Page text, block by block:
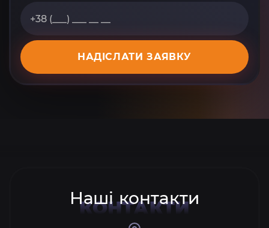
НАДІСЛАТИ ЗАЯВКУ
Наші контакти
КОНТАКТИ